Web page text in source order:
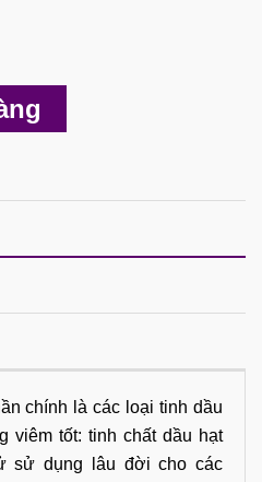
chính là các loại tinh dầu
viêm tốt: tinh chất dầu hạt
sử dụng lâu đời cho các